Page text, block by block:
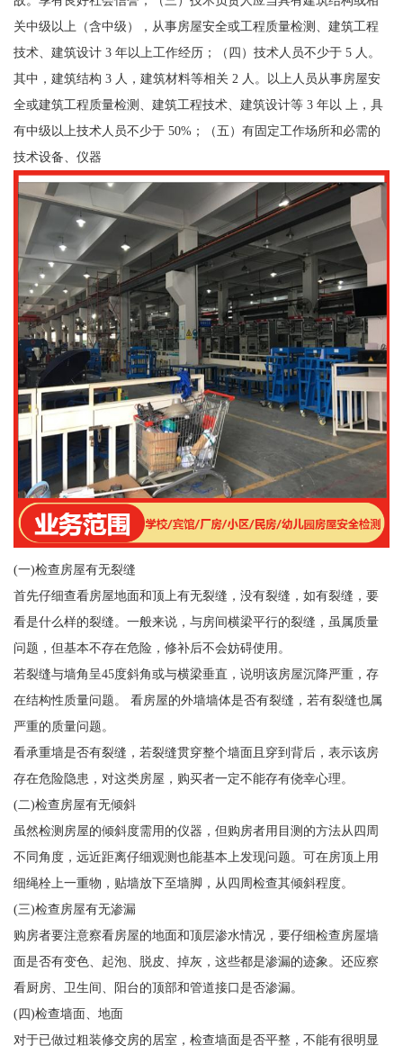
关中级以上（含中级），从事房屋安全或工程质量检测、建筑工程
技术、建筑设计 3 年以上工作经历；（四）技术人员不少于 5 人。
其中，建筑结构 3 人，建筑材料等相关 2 人。以上人员从事房屋安
全或建筑工程质量检测、建筑工程技术、建筑设计等 3 年以 上，具
有中级以上技术人员不少于 50%；（五）有固定工作场所和必需的
技术设备、仪器
(一)检查房屋有无裂缝
首先仔细查看房屋地面和顶上有无裂缝，没有裂缝，如有裂缝，要
看是什么样的裂缝。一般来说，与房间横梁平行的裂缝，虽属质量
问题，但基本不存在危险，修补后不会妨碍使用。
若裂缝与墙角呈45度斜角或与横梁垂直，说明该房屋沉降严重，存
在结构性质量问题。 看房屋的外墙墙体是否有裂缝，若有裂缝也属
严重的质量问题。
看承重墙是否有裂缝，若裂缝贯穿整个墙面且穿到背后，表示该房
存在危险隐患，对这类房屋，购买者一定不能存有侥幸心理。
(二)检查房屋有无倾斜
虽然检测房屋的倾斜度需用的仪器，但购房者用目测的方法从四周
不同角度，远近距离仔细观测也能基本上发现问题。可在房顶上用
细绳栓上一重物，贴墙放下至墙脚，从四周检查其倾斜程度。
(三)检查房屋有无渗漏
购房者要注意察看房屋的地面和顶层渗水情况，要仔细检查房屋墙
面是否有变色、起泡、脱皮、掉灰，这些都是渗漏的迹象。还应察
看厨房、卫生间、阳台的顶部和管道接口是否渗漏。
(四)检查墙面、地面
对于已做过粗装修交房的居室，检查墙面是否平整，不能有很明显